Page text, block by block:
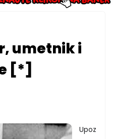
umetnik i
[*]
Upoz